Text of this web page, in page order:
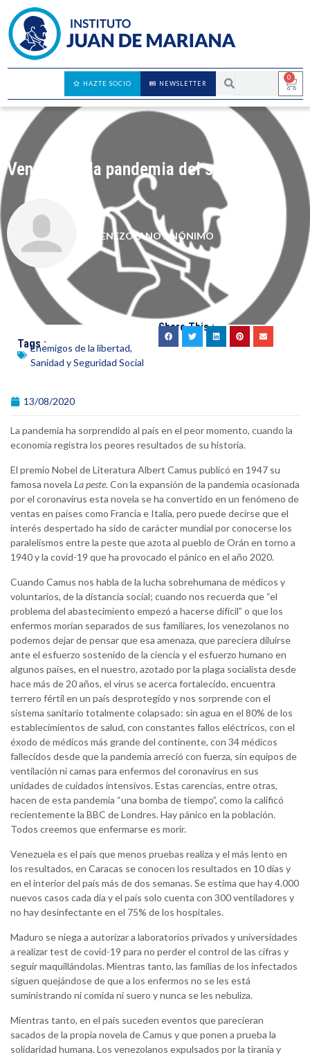
0
NEWSLETTER
HAZTE SOCIO
Venezuela: la pandemia del siglo XXI
VENEZOLANO ANÓNIMO
Tags :Enemigos de la libertad,
Sanidad y Seguridad Social
Share This :
13/08/2020
La pandemia ha sorprendido al país en el peor momento, cuando la
economía registra los peores resultados de su historia.
El premio Nobel de Literatura Albert Camus publicó en 1947 su
famosa novela La peste. Con la expansión de la pandemia ocasionada
por el coronavirus esta novela se ha convertido en un fenómeno de
ventas en países como Francia e Italia, pero puede decirse que el
interés despertado ha sido de carácter mundial por conocerse los
paralelismos entre la peste que azota al pueblo de Orán en torno a
1940 y la covid-19 que ha provocado el pánico en el año 2020.
Cuando Camus nos habla de la lucha sobrehumana de médicos y
voluntarios, de la distancia social; cuando nos recuerda que “el
problema del abastecimiento empezó a hacerse difícil” o que los
enfermos morían separados de sus familiares, los venezolanos no
podemos dejar de pensar que esa amenaza, que pareciera diluirse
ante el esfuerzo sostenido de la ciencia y el esfuerzo humano en
algunos países, en el nuestro, azotado por la plaga socialista desde
hace más de 20 años, el virus se acerca fortalecido, encuentra
terrero fértil en un país desprotegido y nos sorprende con el
sistema sanitario totalmente colapsado: sin agua en el 80% de los
establecimientos de salud, con constantes fallos eléctricos, con el
éxodo de médicos más grande del continente, con 34 médicos
fallecidos desde que la pandemia arreció con fuerza, sin equipos de
ventilación ni camas para enfermos del coronavirus en sus
unidades de cuidados intensivos. Estas carencias, entre otras,
hacen de esta pandemia “una bomba de tiempo”, como la calificó
recientemente la BBC de Londres. Hay pánico en la población.
Todos creemos que enfermarse es morir.
Venezuela es el país que menos pruebas realiza y el más lento en
los resultados, en Caracas se conocen los resultados en 10 días y
en el interior del país más de dos semanas. Se estima que hay 4.000
nuevos casos cada día y el país solo cuenta con 300 ventiladores y
no hay desinfectante en el 75% de los hospitales.
Maduro se niega a autorizar a laboratorios privados y universidades
a realizar test de covid-19 para no perder el control de las cifras y
seguir maquillándolas. Mientras tanto, las familias de los infectados
siguen quejándose de que a los enfermos no se les está
suministrando ni comida ni suero y nunca se les nebuliza.
Mientras tanto, en el país suceden eventos que parecieran
sacados de la propia novela de Camus y que ponen a prueba la
solidaridad humana. Los venezolanos expulsados por la tiranía y